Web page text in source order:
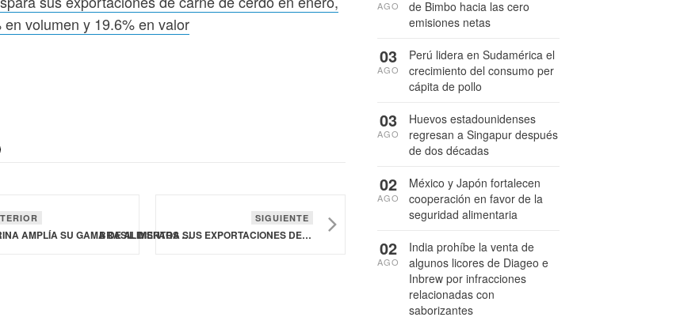
en volumen y 19.6% en valor
PURINA AMPLÍA SU GAMA DE ALIMENTOS PARA GATOS
SIGUIENTE
BRASIL DISPARA SUS EXPORTACIONES DE CARNE DE CERDO EN ENERO, DE 6.4% EN VOLUMEN Y 19.6% EN VALOR
de Bimbo hacia las cero
emisiones netas
AGO
Perú lidera en Sudamérica el
crecimiento del consumo per
cápita de pollo
03
AGO
Huevos estadounidenses
regresan a Singapur después
de dos décadas
03
AGO
México y Japón fortalecen
cooperación en favor de la
seguridad alimentaria
02
AGO
India prohíbe la venta de
algunos licores de Diageo e
Inbrew por infracciones
relacionadas con
saborizantes
02
AGO